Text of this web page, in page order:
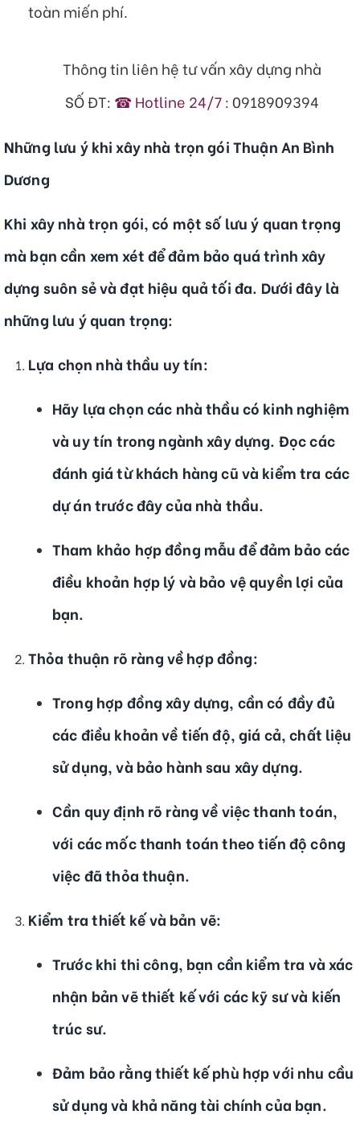
toàn miến phí.
Thông tin liên hệ tư vấn xây dựng nhà
SỐ ĐT: ☎ Hotline 24/7 : 0918909394
Những lưu ý khi xây nhà trọn gói Thuận An Bình
Dương
Khi xây nhà trọn gói, có một số lưu ý quan trọng
mà bạn cần xem xét để đảm bảo quá trình xây
dựng suôn sẻ và đạt hiệu quả tối đa. Dưới đây là
những lưu ý quan trọng:
Lựa chọn nhà thầu uy tín:
Hãy lựa chọn các nhà thầu có kinh nghiệm
và uy tín trong ngành xây dựng. Đọc các
đánh giá từ khách hàng cũ và kiểm tra các
dự án trước đây của nhà thầu.
Tham khảo hợp đồng mẫu để đảm bảo các
điều khoản hợp lý và bảo vệ quyền lợi của
bạn.
Thỏa thuận rõ ràng về hợp đồng:
Trong hợp đồng xây dựng, cần có đầy đủ
các điều khoản về tiến độ, giá cả, chất liệu
sử dụng, và bảo hành sau xây dựng.
Cần quy định rõ ràng về việc thanh toán,
với các mốc thanh toán theo tiến độ công
việc đã thỏa thuận.
Kiểm tra thiết kế và bản vẽ:
Trước khi thi công, bạn cần kiểm tra và xác
nhận bản vẽ thiết kế với các kỹ sư và kiến
trúc sư.
Đảm bảo rằng thiết kế phù hợp với nhu cầu
sử dụng và khả năng tài chính của bạn.